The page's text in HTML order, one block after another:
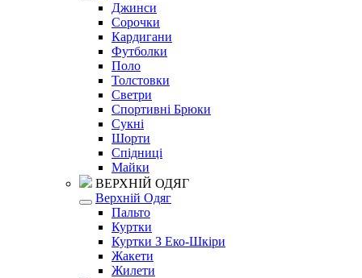
Джинси
Сорочки
Кардигани
Футболки
Поло
Толстовки
Светри
Спортивні Брюки
Сукні
Шорти
Спідниці
Майки
ВЕРХНІЙ ОДЯГ
Верхній Одяг
Пальто
Куртки
Куртки З Еко-Шкіри
Жакети
Жилети